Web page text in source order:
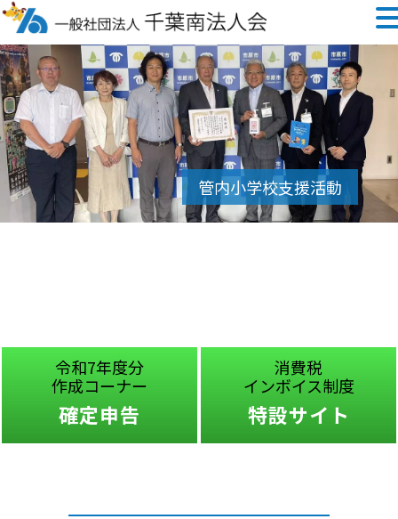
令和7年度分
作成コーナー
確定申告
消費税
インボイス制度
特設サイト